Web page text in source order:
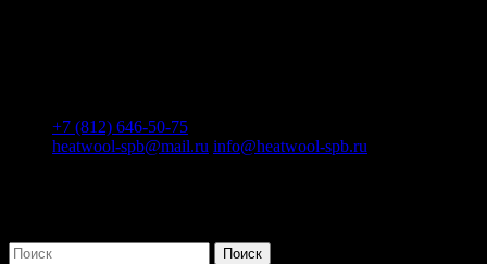
+7 (812) 646-50-75
heatwool-spb@mail.ru info@heatwool-spb.ru